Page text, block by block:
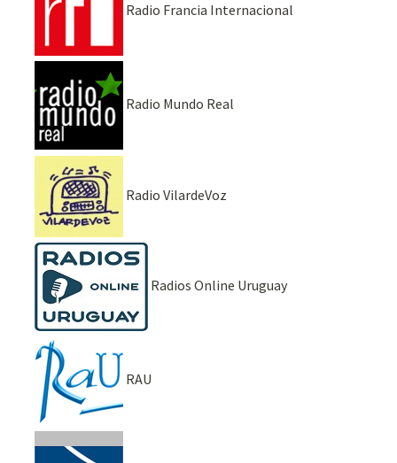
Radio Francia Internacional
Radio Mundo Real
Radio VilardeVoz
Radios Online Uruguay
RAU